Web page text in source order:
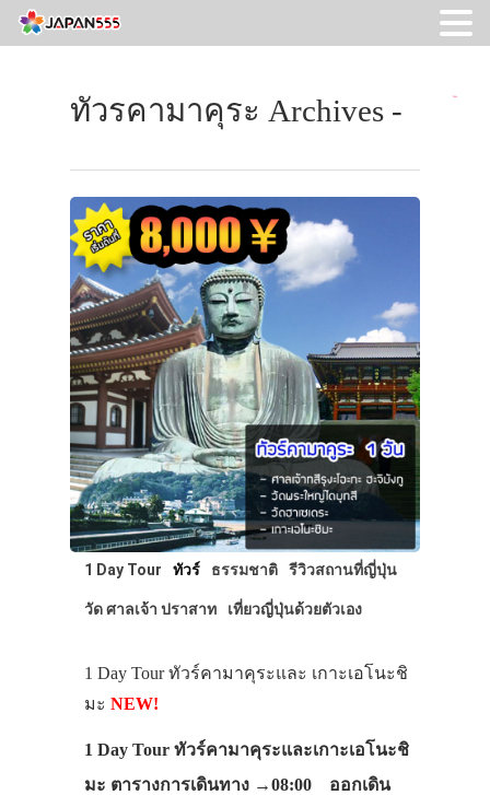
ทัวรคามาคุระ Archives -
1 Day Tour ทัวร์ ธรรมชาติ รีวิวสถานที่ญี่ปุ่น
วัด ศาลเจ้า ปราสาท เที่ยวญี่ปุ่นด้วยตัวเอง
1 Day Tour ทัวร์คามาคุระและ เกาะเอโนะชิ
มะ NEW!
1 Day Tour ทัวร์คามาคุระและเกาะเอโนะชิ
มะ ตารางการเดินทาง →08:00 ออกเดิน